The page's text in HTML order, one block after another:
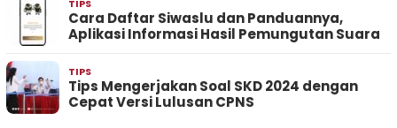
TIPS
Cara Daftar Siwaslu dan Panduannya,
Aplikasi Informasi Hasil Pemungutan Suara
TIPS
Tips Mengerjakan Soal SKD 2024 dengan
Cepat Versi Lulusan CPNS